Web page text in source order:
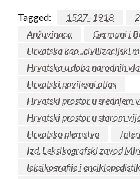
Tagged: 1527–1918
Anžuvinaca
Germani i
Hrvatska kao „civilizacijski
Hrvatska u doba narodnih
Hrvatski povijesni atlas
Hrvatski prostor u srednjem
Hrvatski prostor u starom
Hrvatsko plemstvo
Izd. Leksikografski zavod
leksiko­grafije i